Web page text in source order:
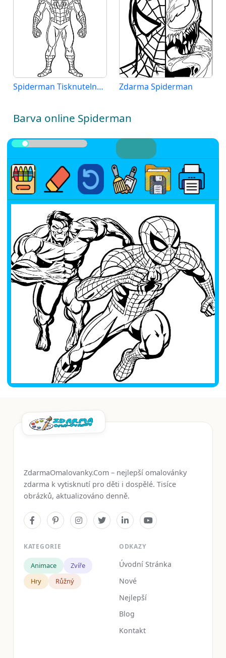
Spiderman Tisknutelný Zdarma Zdarma Spiderman
Barva online Spiderman
ZdarmaOmalovanky.Com – nejlepší omalovánky
zdarma k vytisknutí pro děti i dospělé. Tisíce
obrázků, aktualizováno denně.
KATEGORIE
Animace
Zvíře
Hry
Růžný
ODKAZY
Úvodní Stránka
Nové
Nejlepší
Blog
Kontakt